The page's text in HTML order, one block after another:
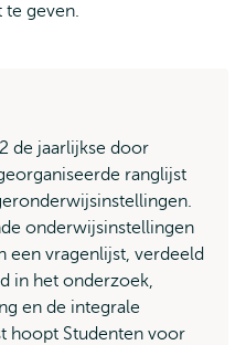
te geven.
de jaarlijkse door
ranglijst
onderwijsinstellingen
een vragenlijst, verdeeld
in het onderzoek,
en de integrale
hoopt Studenten voor